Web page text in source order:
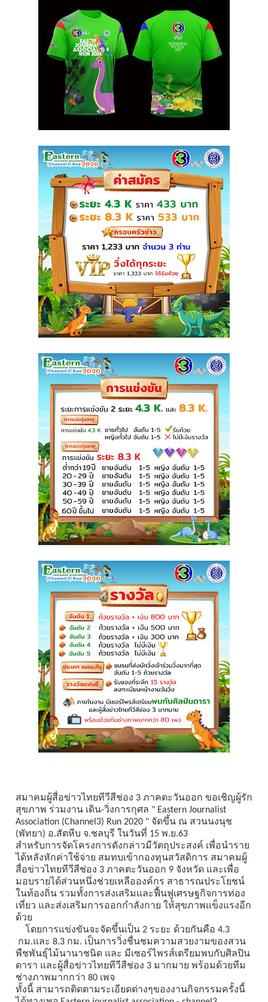
สมาคมผู้สื่อข่าวไทยทีวีสีช่อง 3 ภาคตะวันออก ขอเชิญผู้รัก
สุขภาพ ร่วมงาน เดิน-วิ่งการกุศล " Eastern Journalist
Association (Channel3) Run 2020 " จัดขึ้น ณ สวนนงนุช
(พัทยา) อ.สัตหีบ จ.ชลบุรี ในวันที่ 15 พ.ย.63
สำหรับการจัดโครงการดังกล่าวมีวัตถุประสงค์ เพื่อนำราย
ได้หลังหักค่าใช้จ่าย สมทบเข้ากองทุนสวัสดิการ สมาคมผู้
สื่อข่าวไทยทีวีสีช่อง 3 ภาคตะวันออก 9 จังหวัด และเพื่อ
มอบรายได้ส่วนหนึ่งช่วยเหลือองค์กร สาธารณประโยชน์
ในท้องถิ่น รวมทั้งการส่งเสริมและฟื้นฟูเศรษฐกิจการท่อง
เที่ยว และส่งเสริมการออกกำลังกาย ให้สุขภาพแข็งแรงอีก
ด้วย
โดยการแข่งขันจะจัดขึ้นเป็น 2 ระยะ ด้วยกันคือ 4.3
กม.และ 8.3 กม. เป็นการวิ่งชื่นชมความสวยงามของสวน
พืชพันธุ์ ไม้นานาชนิด และ มีเซอร์ไพรส์เตรียมพบกับศิลปิน
ดารา และผู้สื่อข่าวไทยทีวีสีช่อง 3 มากมาย พร้อมด้วยทีม
ช่างภาพมากกว่า 80 เพจ
ทั้งนี้ สามารถติดตามระเอียดต่างๆของงานกิจกรรมครั้งนี้